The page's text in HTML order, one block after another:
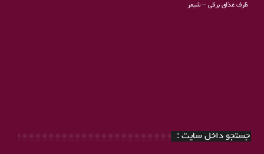
ظرف غذای برقی– شیمر
جستجو داخل سایت :